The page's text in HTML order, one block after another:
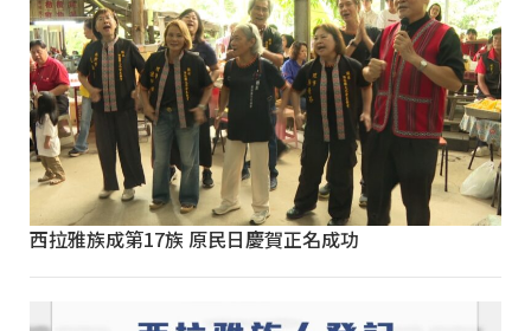
西拉雅族成第17族 原民日慶賀正名成功